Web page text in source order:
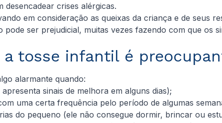
desencadear crises alérgicas.
em consideração as queixas da criança e de seus
ser prejudicial, muitas vezes fazendo com que os
a tosse infantil é
alarmante quando:
sinais de melhora em alguns dias);
uma certa frequência pelo período de algumas
do pequeno (ele não consegue dormir, brincar ou